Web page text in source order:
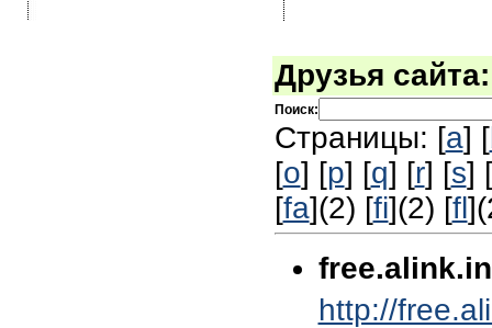
Друзья сайта:
Поиск:
Страницы: [a] [
[o] [p] [q] [r] [s] [
[fa](2) [fi](2) [fl
http://